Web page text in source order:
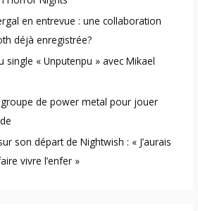
en entrevue : une collaboration
déjà enregistrée?
single « Unputenpu » avec Mikael
de power metal pour jouer
son départ de Nightwish : « J’aurais
vivre l’enfer »